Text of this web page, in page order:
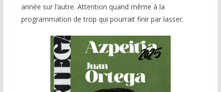
année sur l’autre. Attention quand même à la
programmation de trop qui pourrait finir par lasser.